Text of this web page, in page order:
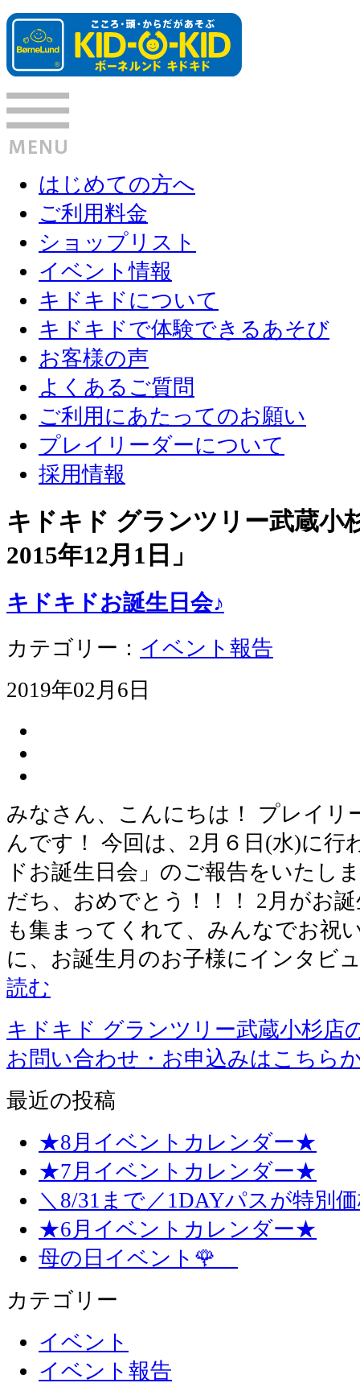
はじめての方へ
ご利用料金
ショップリスト
イベント情報
キドキドについて
キドキドで体験できるあそび
お客様の声
よくあるご質問
ご利用にあたってのお願い
プレイリーダーについて
採用情報
キドキド グランツリー武蔵
2015年12月1日 」
キドキドお誕生日会♪
カテゴリー： イベント報告
2019年02月6日
みなさん、こんにちは！ プレイリ
んです！ 今回は、2月６日(水)に行
ドお誕生日会」のご報告をいたし
だち、おめでとう！！！ 2月がお
も集まってくれて、みんなでお祝
に、お誕生月のお子様にインタビ
読む
キドキド グランツリー武蔵小杉店
お問い合わせ・お申込みはこちら
最近の投稿
★8月イベントカレンダー★
★7月イベントカレンダー★
＼8/31まで／1DAYパスが特別
★6月イベントカレンダー★
母の日イベント🌹
カテゴリー
イベント
イベント報告